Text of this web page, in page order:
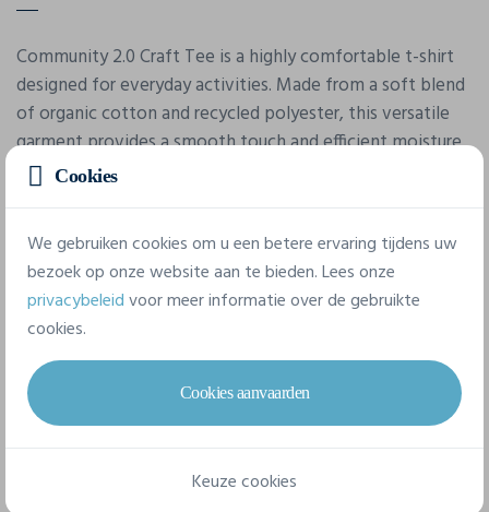
Community 2.0 Craft Tee is a highly comfortable t-shirt
designed for everyday activities. Made from a soft blend
of organic cotton and recycled polyester, this versatile
garment provides a smooth touch and efficient moisture
transport, continuously elevating the team spirit. • Soft
Eigenschappen
Merk
Craft
Cookies
We gebruiken cookies om u een betere ervaring tijdens uw
bezoek op onze website aan te bieden. Lees onze
privacybeleidvoor meer informatie over de gebruikte
cookies.
Cookies aanvaarden
Keuze cookies